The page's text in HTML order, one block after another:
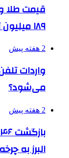
قیمت طلا
۱۸۹ میلیون تومان
2 هفته پیش
واردات
می‌شود؟
2 هفته پیش
البرز به